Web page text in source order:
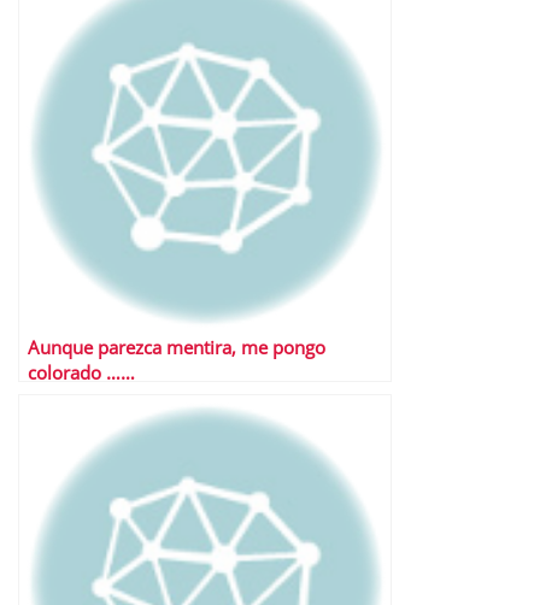
Aunque parezca mentira, me pongo
colorado ……